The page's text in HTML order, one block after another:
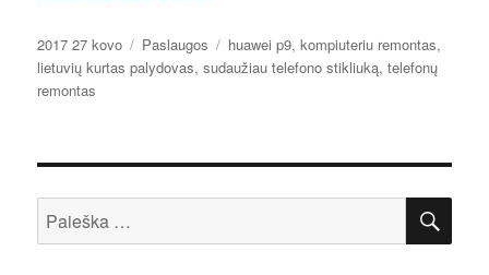
Paskelbta
2017 27 kovo Kategorijos
Paslaugos Žymos
huawei p9,kompiuteriu remontas,
lietuvių kurtas palydovas,sudaužiau telefono stikliuką,telefonų
remontas
Ieškoti: